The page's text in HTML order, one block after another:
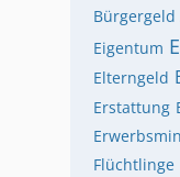
Eigentum
Elterngeld
Erstattung
Flüchtlinge